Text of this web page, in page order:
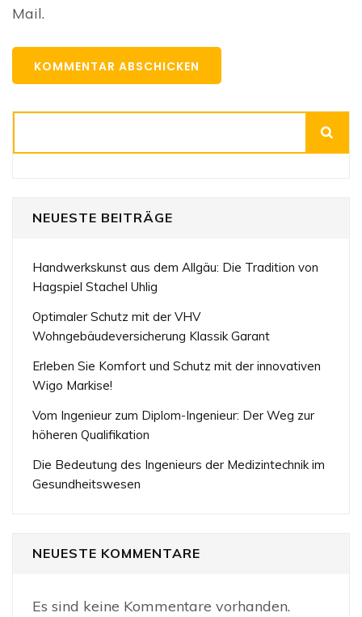
Mail.
NEUESTE BEITRÄGE
Handwerkskunst aus dem Allgäu: Die Tradition von
Hagspiel Stachel Uhlig
Optimaler Schutz mit der VHV
Wohngebäudeversicherung Klassik Garant
Erleben Sie Komfort und Schutz mit der innovativen
Wigo Markise!
Vom Ingenieur zum Diplom-Ingenieur: Der Weg zur
höheren Qualifikation
Die Bedeutung des Ingenieurs der Medizintechnik im
Gesundheitswesen
NEUESTE KOMMENTARE
Es sind keine Kommentare vorhanden.